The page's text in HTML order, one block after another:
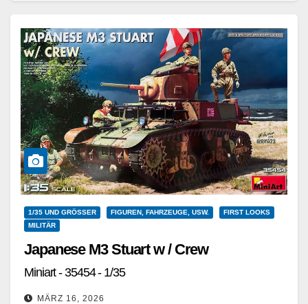
1/35 UND GRÖSSER FIGUREN, FAHRZEUGE, USW.
FIRST LOOKS
MILITÄR
Japanese M3 Stuart w / Crew
Miniart - 35454 - 1/35
MÄRZ 16, 2026